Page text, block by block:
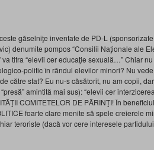
găselniţe inventate de PD-L
denumite pompos “Consilii Naţionale ale
va titra “elevii cer educaţie sexuală…” Chiar
politic în rândul elevilor minori? Nu
către stat? Eu nu-s căsătorit, nu am copii,
amintită mai sus): “elevii cer
COMITETELOR DE PĂRINŢI! În
foarte clare menite să spele creierele
teroriste (dacă vor cere interesele